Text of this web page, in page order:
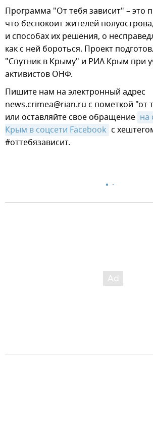
Программа "От тебя зависит" – это
что беспокоит жителей
и способах их решения, о
как с ней бороться. Проект
"Спутник в Крыму" и РИА Крым при
активистов ОНФ.
Пишите нам на электронный адрес
news.crimea@rian.ru с пометкой "от
или оставляйте свое обращение на
Крым в соцсети Facebook с
#оттебязависит.